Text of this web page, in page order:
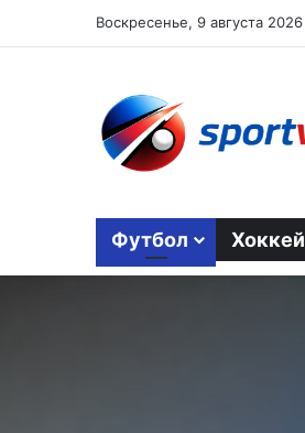
Воскресенье, 9 августа 2026
Футбол Хоккей